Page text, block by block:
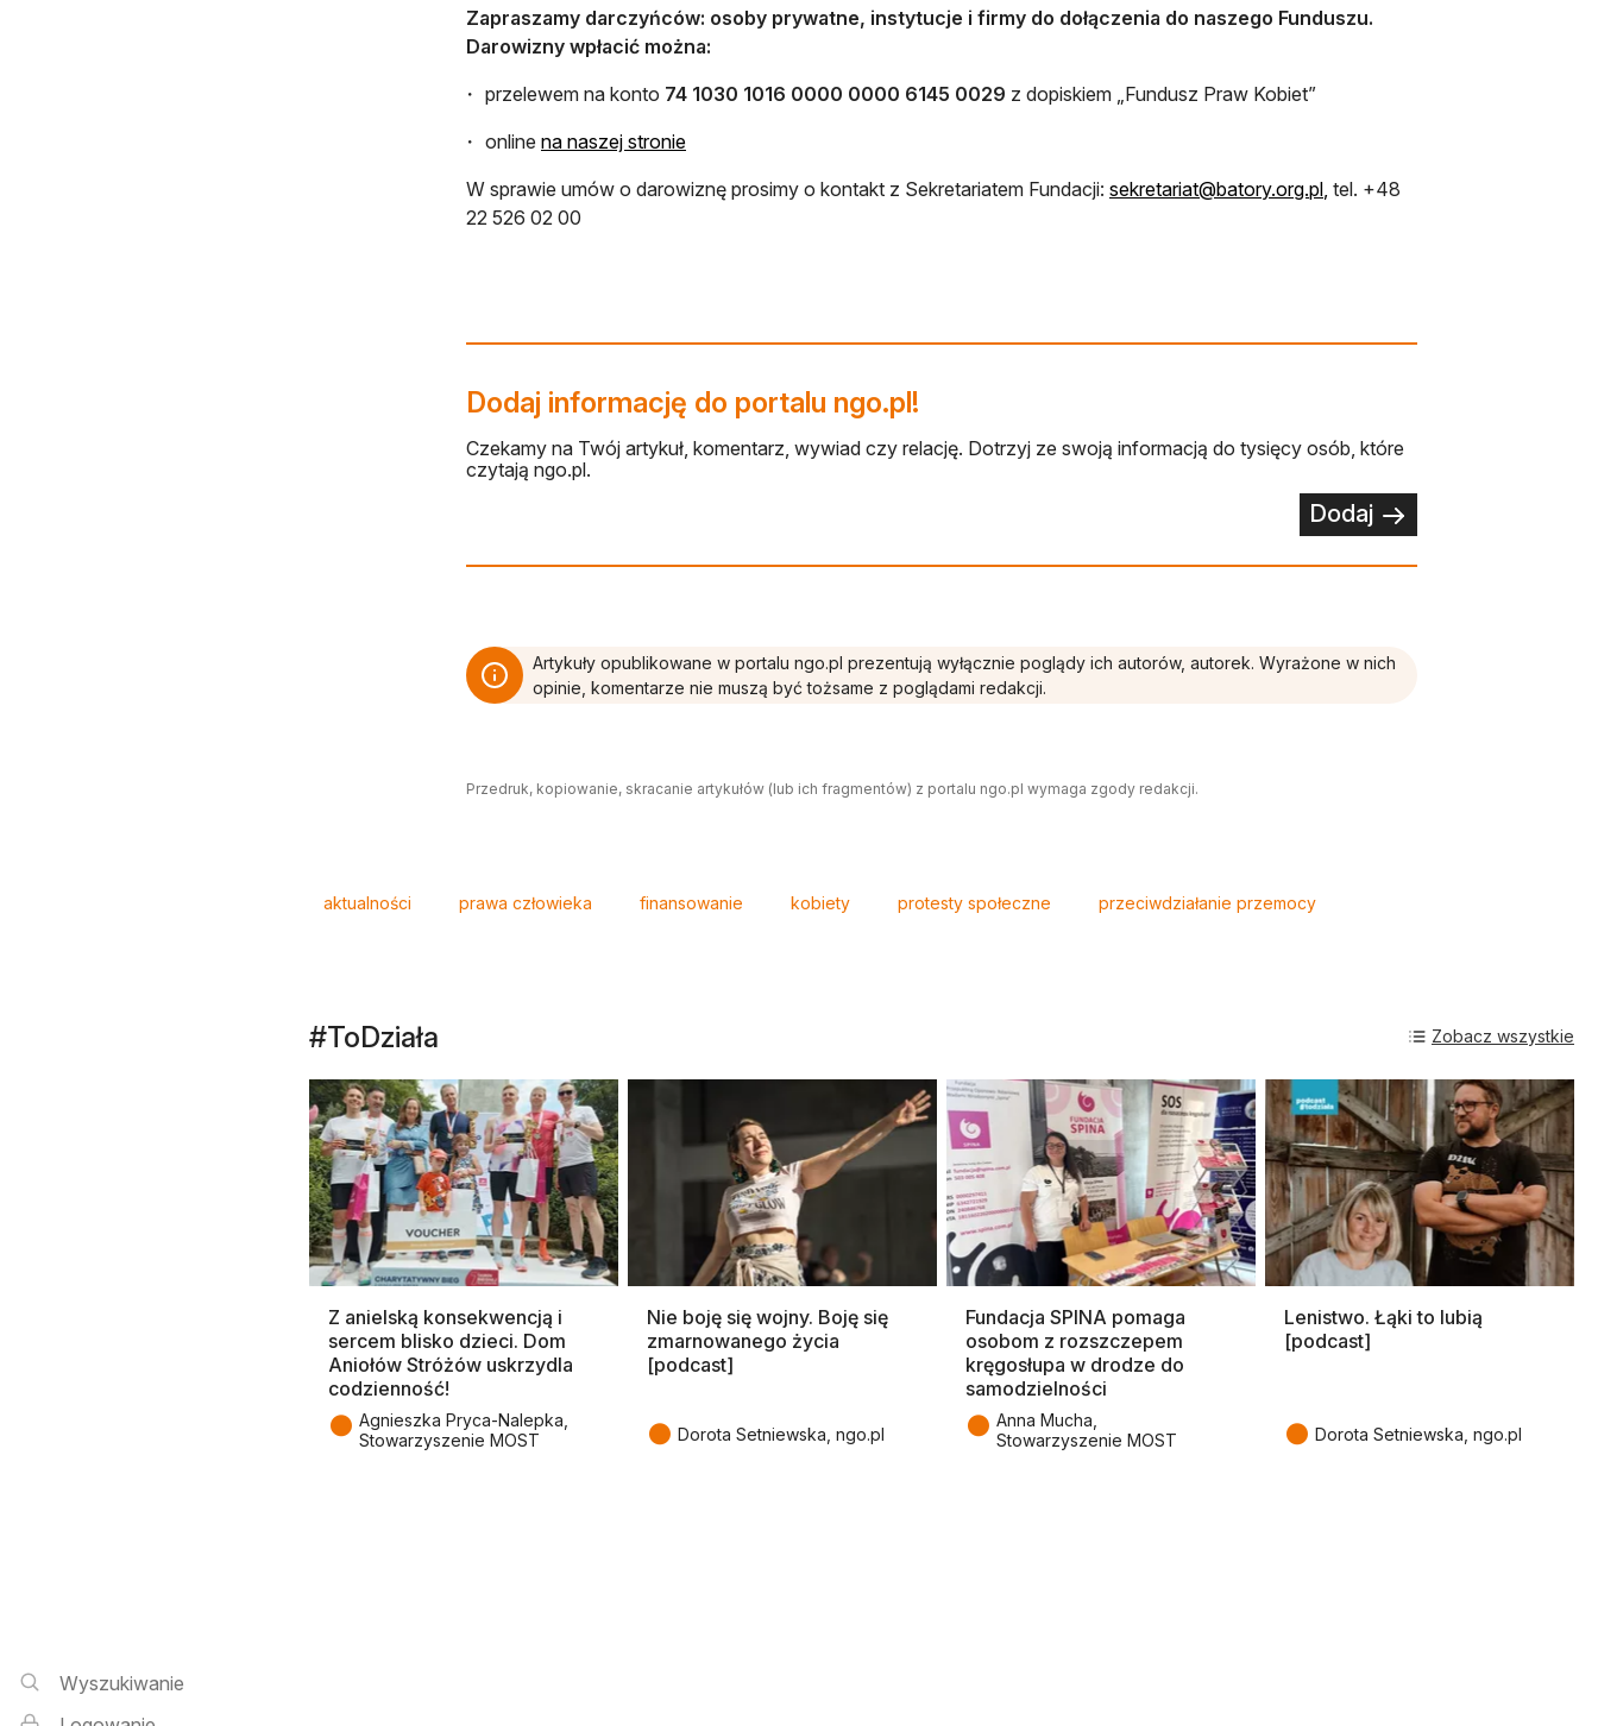
Wyszukiwarka i logowanie
Wyszukiwanie
Zapraszamy darczyńców: osoby prywatne, instytucje i firmy do dołączenia do naszego Funduszu.
Darowizny wpłacić można:
przelewem na konto 74 1030 1016 0000 0000 6145 0029 z dopiskiem „Fundusz Praw Kobiet”
online na naszej stronieotwiera się w nowej karcie
W sprawie umów o darowiznę prosimy o kontakt z Sekretariatem Fundacji: sekretariat@batory.org.pl, otwiera się w nowej karcie
tel. +48
22 526 02 00
Dodaj informację do portalu ngo.pl!
Czekamy na Twój artykuł, komentarz, wywiad czy relację. Dotrzyj ze swoją informacją do tysięcy osób, które
czytają ngo.pl.
Dodaj
Artykuły opublikowane w portalu ngo.pl prezentują wyłącznie poglądy ich autorów, autorek. Wyrażone w nich
opinie, komentarze nie muszą być tożsame z poglądami redakcji.
Przedruk, kopiowanie, skracanie artykułów (lub ich fragmentów) z portalu ngo.pl wymaga zgody redakcji.
aktualności prawa człowieka finansowanie kobiety protesty społeczne przeciwdziałanie przemocy
#ToDziała
Z anielską konsekwencją i
sercem blisko dzieci. Dom
Aniołów Stróżów uskrzydla
codzienność!
● Agnieszka Pryca-Nalepka,
Stowarzyszenie MOST
Nie boję się wojny. Boję się
zmarnowanego życia
[podcast]
● Dorota Setniewska, ngo.pl
Fundacja SPINA pomaga
osobom z rozszczepem
kręgosłupa w drodze do
samodzielności
● Anna Mucha,
Stowarzyszenie MOST
Lenistwo. Łąki to lubią
[podcast]
● Dorota Setniewska, ngo.pl
Zobacz wszystkie